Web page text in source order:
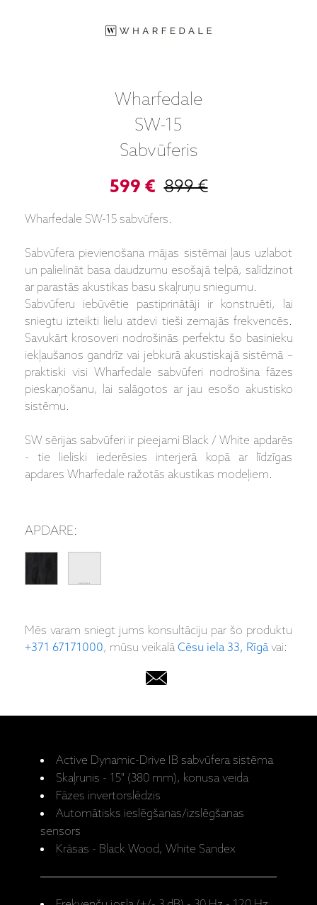
Wharfedale
SW-15
Sabvūferis
599 € 899 €
Wharfedale SW-15 sabvūfers.
Sabvūfera pievienošana mājas sistēmai ļaus uzlabot
un palielināt basa daudzumu esošajā telpā, salīdzinot
ar parastās akustikas basu skaļruņu sniegumu.
Sabvūferu iebūvētie pastiprinātāji ir konstruēti, lai
sniegtu izteikti lielu atdevi tieši zemajās frekvencēs.
Savukārt krosoveri nodrošinās perfektu šo basinieku
iekļaušanos gandrīz vai jebkurā akustiskajā sistēmā –
praktiski visi Wharfedale sabvūferi nodrošina fāzes
pieskaņošanu, lai salāgotos ar jau esošo akustisko
sistēmu.
SW sērijas sabvūferi ir pieejami Black / White apdarēs
- tie lieliski iederēsies interjerā kopā ar līdzīgas
apdares Wharfedale ražotās akustikas modeļiem.
APDARE:
Mēs varam sniegt jums konsultāciju par šo produktu
+371 67171000, mūsu veikalāCēsu iela 33, Rīgāvai:
Active Dynamic-Drive IB sabvūfera sistēma
Skaļrunis - 15" (380 mm), konusa veida
Fāzes invertorslēdzis
Automātisks ieslēgšanas/izslēgšanas
sensors
Krāsas - Black Wood, White Sandex